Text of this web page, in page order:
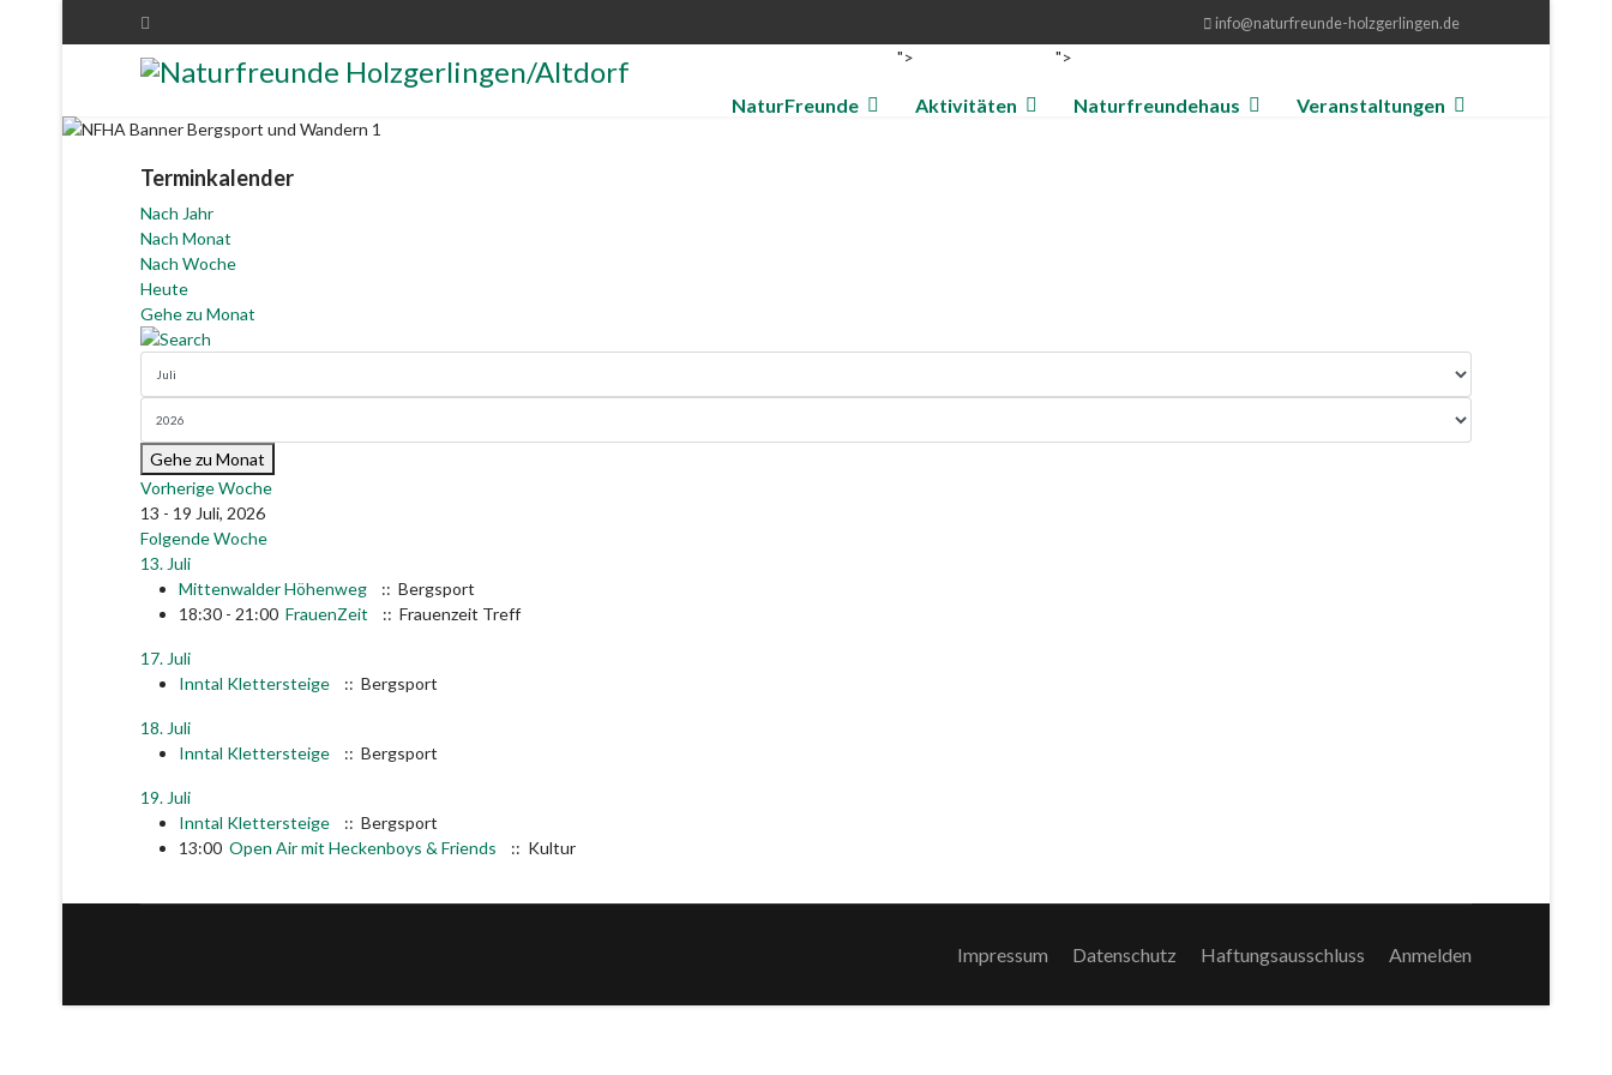
info@naturfreunde-holzgerlingen.de
NaturFreunde
">
Aktivitäten
">
Naturfreundehaus Veranstaltungen
Terminkalender
Nach Jahr
Nach Monat
Nach Woche
Heute
Gehe zu Monat
Gehe zu Monat
Vorherige Woche
13 - 19 Juli, 2026
Folgende Woche
13. Juli
Mittenwalder Höhenweg
:: Bergsport
18:30 - 21:00 FrauenZeit :: Frauenzeit Treff
17. Juli
Inntal Klettersteige
:: Bergsport
18. Juli
Inntal Klettersteige
:: Bergsport
19. Juli
Inntal Klettersteige
:: Bergsport
13:00 Open Air mit Heckenboys & Friends :: Kultur
Impressum Datenschutz Haftungsausschluss Anmelden